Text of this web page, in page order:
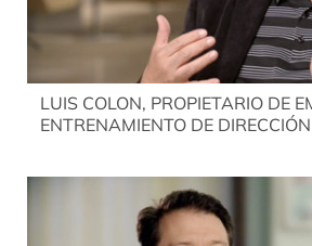
LUIS COLON, PROPIETARIO DE
ENTRENAMIENTO DE DIRECCIÓN